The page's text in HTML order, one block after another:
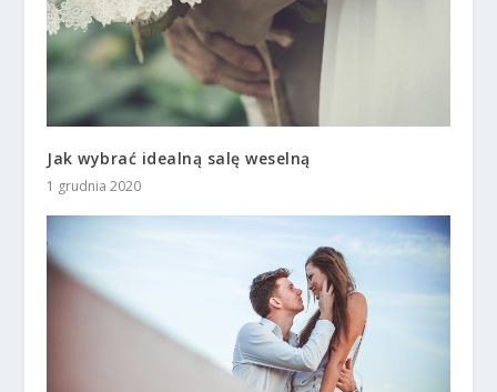
Jak wybrać idealną salę weselną
1 grudnia 2020